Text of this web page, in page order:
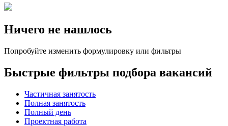
Ничего не нашлось
Попробуйте изменить формулировку или фильтры
Быстрые фильтры подбора вакансий
Частичная занятость
Полная занятость
Полный день
Проектная работа